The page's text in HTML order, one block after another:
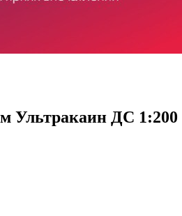
Ультракаин ДС